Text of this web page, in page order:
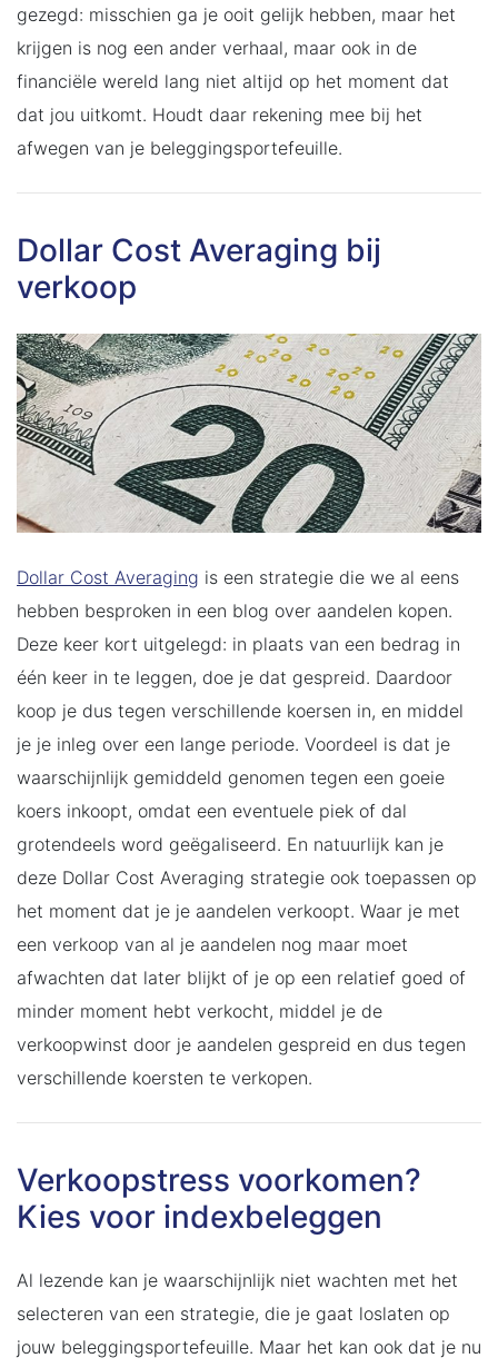
gezegd: misschien ga je ooit gelijk hebben, maar het
krijgen is nog een ander verhaal, maar ook in de
financiële wereld lang niet altijd op het moment dat
dat jou uitkomt. Houdt daar rekening mee bij het
afwegen van je beleggingsportefeuille.
Dollar Cost Averaging bij
verkoop
Dollar Cost Averaging is een strategie die we al eens
hebben besproken in een blog over aandelen kopen.
Deze keer kort uitgelegd: in plaats van een bedrag in
één keer in te leggen, doe je dat gespreid. Daardoor
koop je dus tegen verschillende koersen in, en middel
je je inleg over een lange periode. Voordeel is dat je
waarschijnlijk gemiddeld genomen tegen een goeie
koers inkoopt, omdat een eventuele piek of dal
grotendeels word geëgaliseerd. En natuurlijk kan je
deze Dollar Cost Averaging strategie ook toepassen op
het moment dat je je aandelen verkoopt. Waar je met
een verkoop van al je aandelen nog maar moet
afwachten dat later blijkt of je op een relatief goed of
minder moment hebt verkocht, middel je de
verkoopwinst door je aandelen gespreid en dus tegen
verschillende koersten te verkopen.
Verkoopstress voorkomen?
Kies voor indexbeleggen
Al lezende kan je waarschijnlijk niet wachten met het
selecteren van een strategie, die je gaat loslaten op
jouw beleggingsportefeuille. Maar het kan ook dat je nu